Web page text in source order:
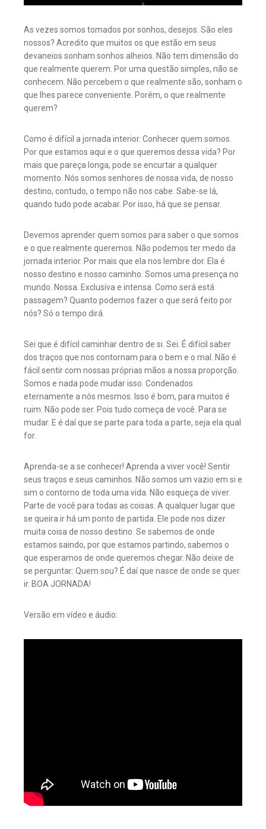
As vezes somos tomados por sonhos, desejos. São eles
nossos? Acredito que muitos os que estão em seus
devaneios sonham sonhos alheios. Não tem dimensão do
que realmente querem. Por uma questão simples, não se
conhecem. Não percebem o que realmente são, sonham o
que lhes parece conveniente. Porém, o que realmente
querem?
Como é difícil a jornada interior. Conhecer quem somos.
Por que estamos aqui e o que queremos dessa vida? Por
mais que pareça longa, pode se encurtar a qualquer
momento. Nós somos senhores de nossa vida, de nosso
destino, contudo, o tempo não nos cabe. Sabe-se lá,
quando tudo pode acabar. Por isso, há que se pensar.
Devemos aprender quem somos para saber o que somos
e o que realmente queremos. Não podemos ter medo da
jornada interior. Por mais que ela nos lembre dor. Ela é
nosso destino e nosso caminho. Somos uma presença no
mundo. Nossa. Exclusiva e intensa. Como será está
passagem? Quanto podemos fazer o que será feito por
nós? Só o tempo dirá.
Sei que é difícil caminhar dentro de si. Sei. É difícil saber
dos traços que nos contornam para o bem e o mal. Não é
fácil sentir com nossas próprias mãos a nossa proporção.
Somos e nada pode mudar isso. Condenados
eternamente a nós mesmos. Isso é bom, para muitos é
ruim. Não pode ser. Pois tudo começa de você. Para se
mudar. E é daí que se parte para toda a parte, seja ela qual
for.
Aprenda-se a se conhecer! Aprenda a viver você! Sentir
seus traços e seus caminhos. Não somos um vazio em si e
sim o contorno de toda uma vida. Não esqueça de viver.
Parte de você para todas as coisas. A qualquer lugar que
se queira ir há um ponto de partida. Ele pode nos dizer
muita coisa de nosso destino. Se sabemos de onde
estamos saindo, por que estamos partindo, sabemos o
que esperamos de onde queremos chegar. Não deixe de
se perguntar: Quem sou? É daí que nasce de onde se quer
ir. BOA JORNADA!
Versão em vídeo e áudio: